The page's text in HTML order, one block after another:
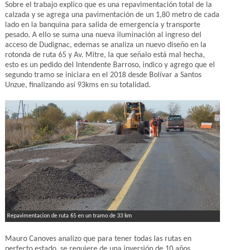
Sobre el trabajo explico que es una repavimentación total de la
calzada y se agrega una pavimentación de un 1,80 metro de cada
lado en la banquina para salida de emergencia y transporte
pesado. A ello se suma una nueva iluminación al ingreso del
acceso de Dudignac, edemas se analiza un nuevo diseño en la
rotonda de ruta 65 y Av. Mitre, la que señalo está mal hecha,
esto es un pedido del Intendente Barroso, indico y agrego que el
segundo tramo se iniciara en el 2018 desde Bolívar a Santos
Unzue, finalizando así 93kms en su totalidad.
Repavimentacion de ruta 65 en un tramo de 33 km
Mauro Canoves analizo que para tener todas las rutas en